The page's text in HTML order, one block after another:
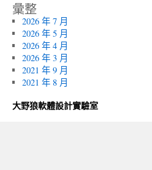
彙整
2026 年 7 月
2026 年 5 月
2026 年 4 月
2026 年 3 月
2021 年 9 月
2021 年 8 月
大野狼軟體設計實驗室